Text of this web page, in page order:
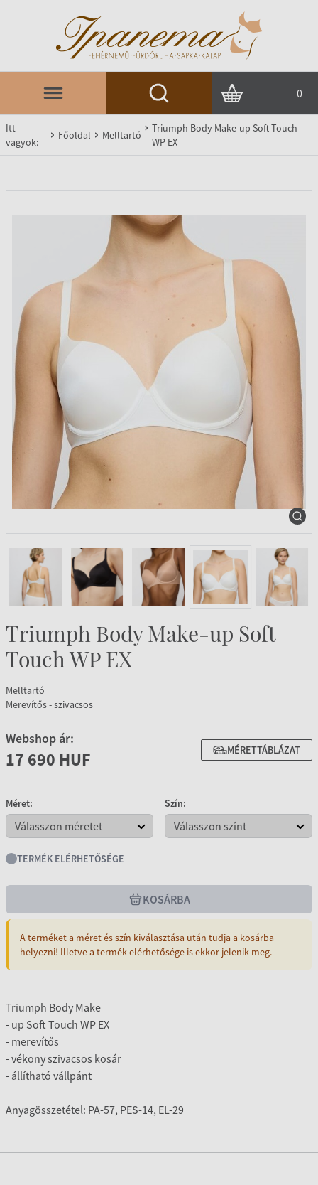
0
Itt
vagyok:
Főoldal Melltartó
Triumph Body Make-up Soft Touch
WP EX
Triumph Body Make-up Soft
Touch WP EX
Melltartó
Merevítős - szivacsos
Webshop ár:
17 690 HUF MÉRETTÁBLÁZAT
Méret: Szín:
TERMÉK ELÉRHETŐSÉGE
KOSÁRBA
A terméket a méret és szín kiválasztása után tudja a kosárba
helyezni! Illetve a termék elérhetősége is ekkor jelenik meg.
Triumph Body Make
- up Soft Touch WP EX
- merevítős
- vékony szivacsos kosár
- állítható vállpánt
Anyagösszetétel: PA-57, PES-14, EL-29